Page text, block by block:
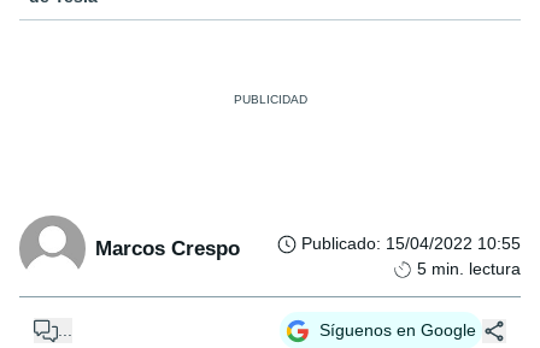
Marcos Crespo Publicado: 15/04/2022 10:55
5 min. lectura
... Síguenos en Google